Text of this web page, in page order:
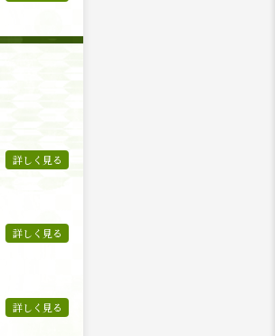
詳しく見る
詳しく見る
詳しく見る